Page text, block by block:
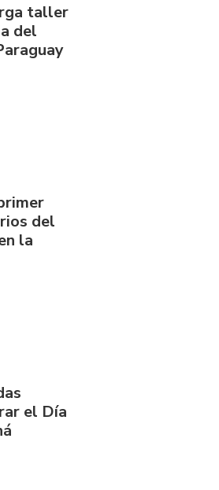
taller
del
del
la
el Día